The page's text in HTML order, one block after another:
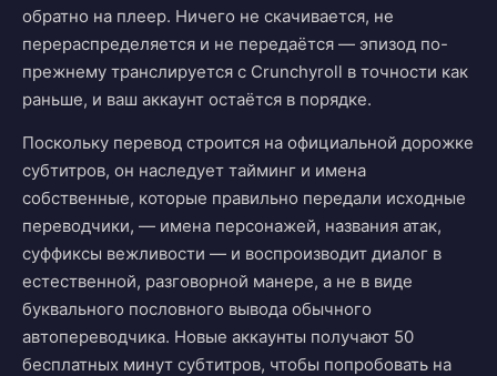
обратно на плеер. Ничего не скачивается, не
перераспределяется и не передаётся — эпизод по-
прежнему транслируется с Crunchyroll в точности как
раньше, и ваш аккаунт остаётся в порядке.
Поскольку перевод строится на официальной дорожке
субтитров, он наследует тайминг и имена
собственные, которые правильно передали исходные
переводчики, — имена персонажей, названия атак,
суффиксы вежливости — и воспроизводит диалог в
естественной, разговорной манере, а не в виде
буквального пословного вывода обычного
автопереводчика. Новые аккаунты получают 50
бесплатных минут субтитров, чтобы попробовать на